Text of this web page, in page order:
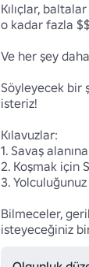
Kılıçlar,
o kadar fazla
Ve her şey
Söyleyecek bir
isteriz!
Kılavuzlar:
1. Savaş
2. Koşmak için
3.
Bilmeceler,
isteyeceğiniz